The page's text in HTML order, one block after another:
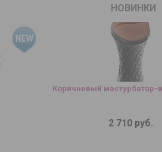
НОВИНКИ
Коричневый мастурбатор-
2 710 руб.